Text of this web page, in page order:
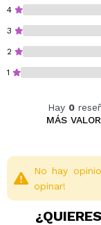
4
3
2
1
Hay 0
MÁS
No hay
opinar!